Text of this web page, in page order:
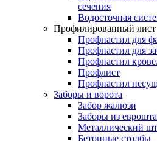
сечения
Водосточная
Профилированный лист
Профнастил для
Профнастил для
Профнастил
Профлист
Профнастил
Заборы и ворота
Забор жалюзи
Заборы из
Металлический
Бетонные столбы